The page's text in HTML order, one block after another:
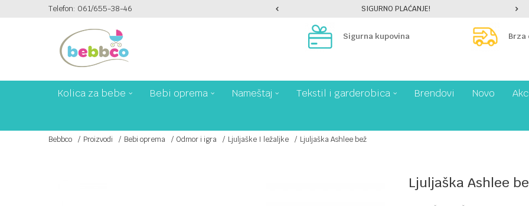
Telefon: 061/655-38-46PLAĆANJE PLATNIM KARTICAMA NA 6 RATA! SIGURNO PLAĆANJE!
Sigurna kupovina Brza
Kolica za bebe Bebi oprema Nameštaj Tekstil i garderobica Brendovi Novo
Bebbco Proizvodi Bebi oprema Odmor i igra Ljuljaške I ležaljke Ljuljaška Ashlee bež
Ljuljaška Ashlee